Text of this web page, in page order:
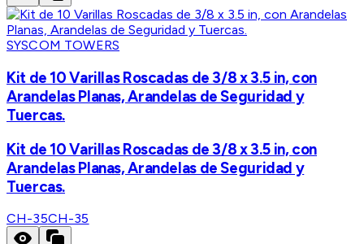
SYSCOM TOWERS
Kit de 10 Varillas Roscadas de 3/8 x 3.5 in, con
Arandelas Planas, Arandelas de Seguridad y
Tuercas.
Kit de 10 Varillas Roscadas de 3/8 x 3.5 in, con
Arandelas Planas, Arandelas de Seguridad y
Tuercas.
CH-35CH-35